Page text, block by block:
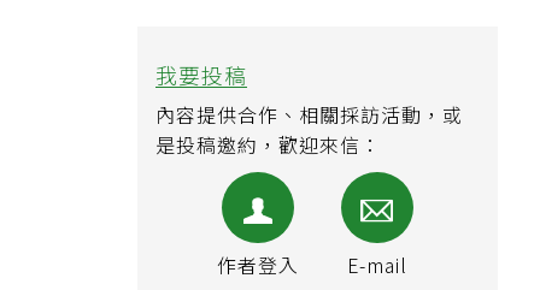
我要投稿
內容提供合作、相關採訪活動，或
是投稿邀約，歡迎來信：